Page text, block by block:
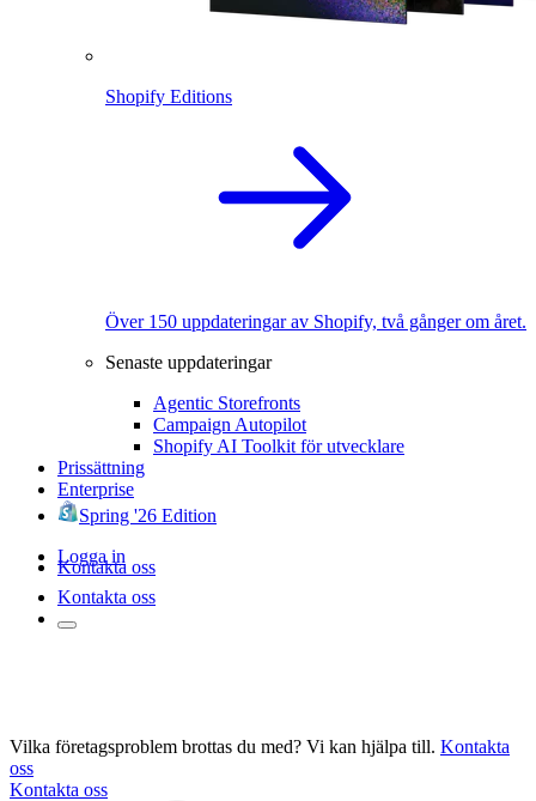
Shopify Editions
Över 150 uppdateringar av Shopify, två gånger om året.
Senaste uppdateringar
Agentic Storefronts
Campaign Autopilot
Shopify AI Toolkit för utvecklare
Prissättning
Enterprise
Spring '26 Edition
Logga in
Kontakta oss
Kontakta oss
Vilka företagsproblem brottas du med? Vi kan hjälpa till. Kontakta
oss
Kontakta oss